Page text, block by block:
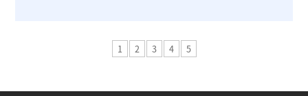
1 2 3 4 5